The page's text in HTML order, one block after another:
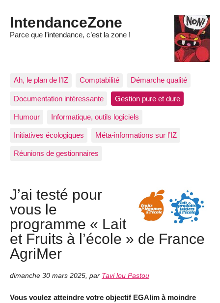
IntendanceZone
Parce que l’intendance, c’est la zone !
Ah, le plan de l’IZ Comptabilité Démarche qualité
Documentation intéressante Gestion pure et dure
Humour Informatique, outils logiciels
Initiatives écologiques Méta-informations sur l’IZ
Réunions de gestionnaires
J’ai testé pour
vous le
programme « Lait
et Fruits à l’école » de France
AgriMer
dimanche 30 mars 2025 par Tavi lou Pastou
Vous voulez atteindre votre objectif EGAlim à moindre